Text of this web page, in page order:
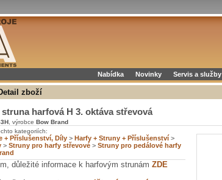
Nabídka Novinky Servis a služby
zboží
struna harfová H 3. oktáva střevová
, výrobce Bow Brand
kategoriích:
+ Příslušenství, Díly > Harfy + Struny + Příslušenství >
> Struny pro harfy střevové > Struny pro pedálové harfy
důležité informace k harfovým strunám ZDE